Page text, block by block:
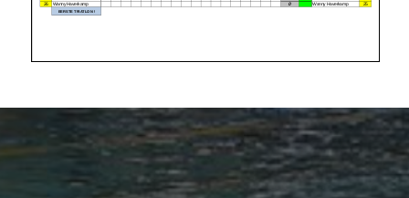
ONZE SPONSORS